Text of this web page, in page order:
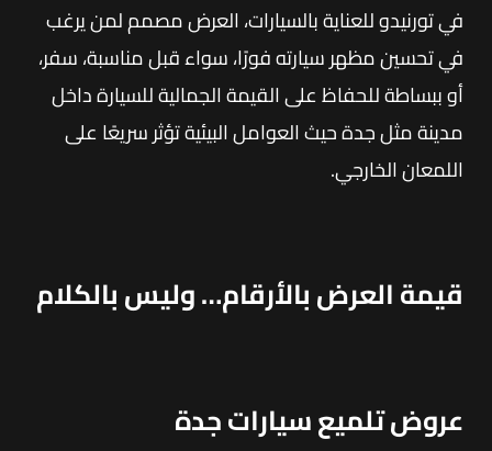
في تورنيدو للعناية بالسيارات، العرض مصمم لمن يرغب
في تحسين مظهر سيارته فورًا، سواء قبل مناسبة، سفر،
أو ببساطة للحفاظ على القيمة الجمالية للسيارة داخل
مدينة مثل جدة حيث العوامل البيئية تؤثر سريعًا على
اللمعان الخارجي.
قيمة العرض بالأرقام… وليس بالكلام
عروض تلميع سيارات جدة